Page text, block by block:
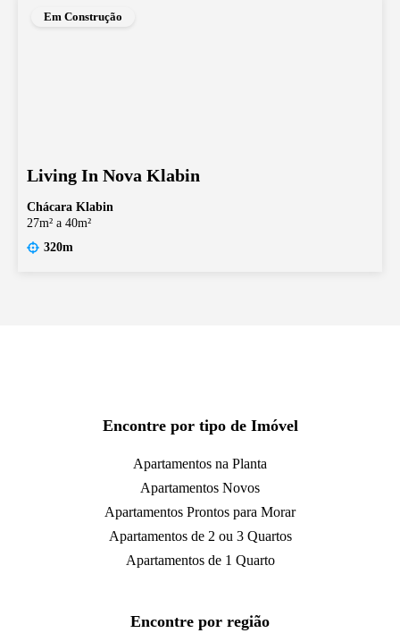
Em Construção
Living In Nova Klabin
Chácara Klabin
27m² a 40m²
320m
Encontre por tipo de Imóvel
Apartamentos na Planta
Apartamentos Novos
Apartamentos Prontos para Morar
Apartamentos de 2 ou 3 Quartos
Apartamentos de 1 Quarto
Encontre por região